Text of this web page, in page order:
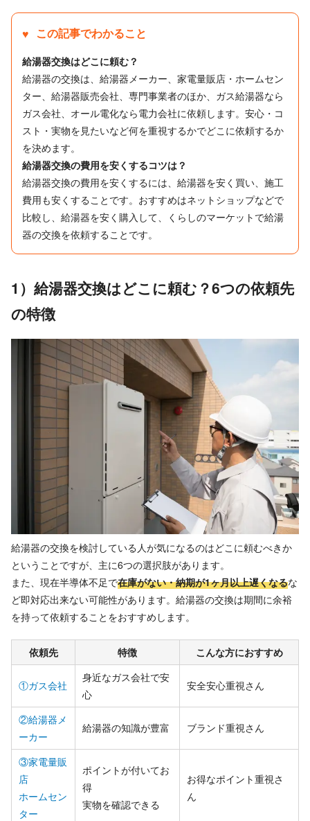
この記事でわかること
給湯器交換はどこに頼む？
給湯器の交換は、給湯器メーカー、家電量販店・ホームセン
ター、給湯器販売会社、専門事業者のほか、ガス給湯器なら
ガス会社、オール電化なら電力会社に依頼します。安心・コ
スト・実物を見たいなど何を重視するかでどこに依頼するか
を決めます。
給湯器交換の費用を安くするコツは？
給湯器交換の費用を安くするには、給湯器を安く買い、施工
費用も安くすることです。おすすめはネットショップなどで
比較し、給湯器を安く購入して、くらしのマーケットで給湯
器の交換を依頼することです。
1）給湯器交換はどこに頼む？6つの依頼先
の特徴
給湯器の交換を検討している人が気になるのはどこに頼むべきか
ということですが、主に6つの選択肢があります。
また、現在半導体不足で在庫がない・納期が1ヶ月以上遅くなるな
ど即対応出来ない可能性があります。給湯器の交換は期間に余裕
を持って依頼することをおすすめします。
依頼先 特徴 こんな方におすすめ
①ガス会社
身近なガス会社で安
心
安全安心重視さん
②給湯器メ
ーカー
給湯器の知識が豊富 ブランド重視さん
③家電量販
店
ホームセン
ター
ポイントが付いてお
得
実物を確認できる
お得なポイント重視さ
ん